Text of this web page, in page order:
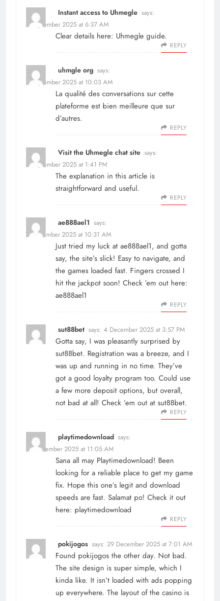
Instant access to Uhmegle says:
7 September 2025 at 6:37 AM
Clear details here: Uhmegle guide.
REPLY
uhmgle org says:
7 September 2025 at 10:03 AM
La qualité des conversations sur cette
plateforme est bien meilleure que sur
d’autres.
REPLY
Visit the Uhmegle chat site says:
7 September 2025 at 1:41 PM
The explanation in this article is
straightforward and useful.
REPLY
ae888ael1 says:
4 December 2025 at 10:31 AM
Just tried my luck at ae888ael1, and gotta
say, the site’s slick! Easy to navigate, and
the games loaded fast. Fingers crossed I
hit the jackpot soon! Check ’em out here:
ae888ael1
REPLY
sut88bet says: 4 December 2025 at 3:57 PM
Gotta say, I was pleasantly surprised by
sut88bet. Registration was a breeze, and I
was up and running in no time. They’ve
got a good loyalty program too. Could use
a few more deposit options, but overall,
not bad at all! Check ’em out at sut88bet.
REPLY
playtimedownload says:
12 December 2025 at 11:05 AM
Sana all may Playtimedownload! Been
looking for a reliable place to get my game
fix. Hope this one’s legit and download
speeds are fast. Salamat po! Check it out
here: playtimedownload
REPLY
pokijogos says: 29 December 2025 at 7:01 AM
Found pokijogos the other day. Not bad.
The site design is super simple, which I
kinda like. It isn’t loaded with ads popping
up everywhere. The layout of the casino is